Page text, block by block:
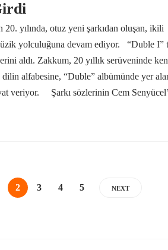
yılında, otuz yeni şarkıdan oluşan, ikili
yolculuğuna devam ediyor. “Duble I”
aldı. Zakkum, 20 yıllık serüveninde
alfabesine, “Duble” albümünde yer
veriyor. Şarkı sözlerinin Cem
2 3 4 5 NEXT